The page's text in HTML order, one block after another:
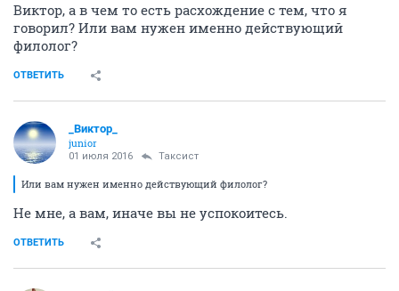
Виктор, а в чем то есть расхождение с тем, что я
говорил? Или вам нужен именно действующий
филолог?
ОТВЕТИТЬ
_Виктор_
juniоr
01 июля 2016 Таксист
Или вам нужен именно действующий филолог?
Не мне, а вам, иначе вы не успокоитесь.
ОТВЕТИТЬ